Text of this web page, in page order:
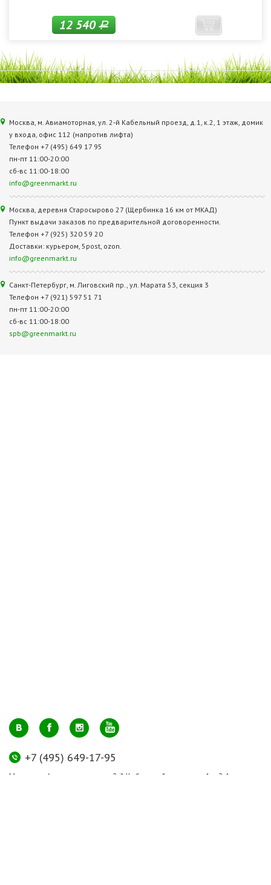
12 540Р
Москва, м. Авиамоторная, ул. 2‑й Кабельный проезд, д.1, к.2, 1 этаж, домик
у входа, офис 112 (напротив лифта)
Телефон +7 (495) 649 17 95
пн-пт 11:00-20:00
сб-вс 11:00-18:00
info@greenmarkt.ru
Москва, деревня Старосырово 27 (Щербинка 16 км от МКАД)
Пункт выдачи заказов по предварительной договоренности.
Телефон +7 (925) 320 59 20
Доставки: курьером, 5post, ozon.
info@greenmarkt.ru
Санкт-Петербург, м. Лиговский пр., ул. Марата 53, секция 3
Телефон +7 (921) 597 51 71
пн-пт 11:00-20:00
сб-вс 11:00-18:00
spb@greenmarkt.ru
+7 (495) 649-17-95
Москва, м. Авиамоторная, ул. 2-й Кабельный проезд, д. 1, к.2, 1 этаж,